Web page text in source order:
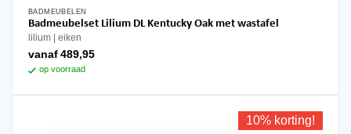
BADMEUBELEN
Badmeubelset Lilium DL Kentucky Oak met wastafel
lilium eiken
vanaf 489,95
op voorraad
Dit
product
10% korting!